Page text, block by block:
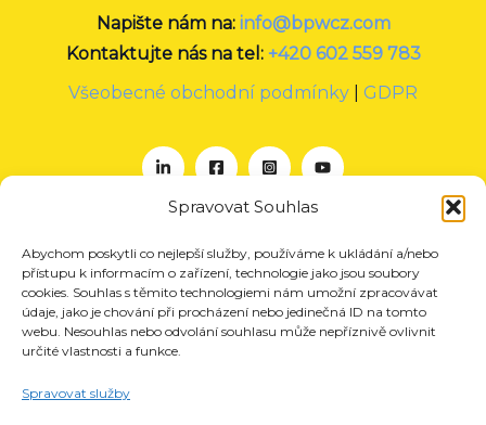
Spravovat Souhlas
Abychom poskytli co nejlepší služby, používáme k ukládání a/nebo
přístupu k informacím o zařízení, technologie jako jsou soubory
cookies. Souhlas s těmito technologiemi nám umožní zpracovávat
údaje, jako je chování při procházení nebo jedinečná ID na tomto
webu. Nesouhlas nebo odvolání souhlasu může nepříznivě ovlivnit
určité vlastnosti a funkce.
Spravovat služby
Napište nám na: info@bpwcz.com
Kontaktujte nás na tel: +420 602 559 783
Všeobecné obchodní podmínky
GDPR
O nás
Projekty
Členství